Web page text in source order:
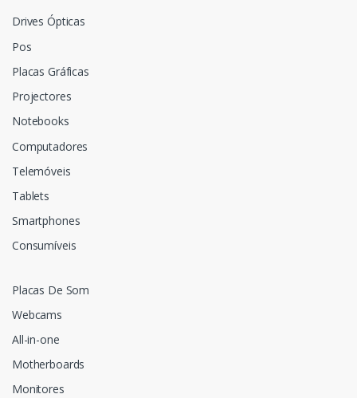
Drives Ópticas
Pos
Placas Gráficas
Projectores
Notebooks
Computadores
Telemóveis
Tablets
Smartphones
Consumíveis
Placas De Som
Webcams
All-in-one
Motherboards
Monitores